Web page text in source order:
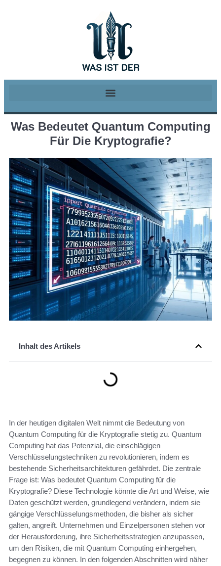
Was Bedeutet Quantum Computing
Für Die Kryptografie?
Inhalt des Artikels
In der heutigen digitalen Welt nimmt die Bedeutung von
Quantum Computing für die Kryptografie stetig zu. Quantum
Computing hat das Potenzial, die einschlägigen
Verschlüsselungstechniken zu revolutionieren, indem es
bestehende Sicherheitsarchitekturen gefährdet. Die zentrale
Frage ist: Was bedeutet Quantum Computing für die
Kryptografie? Diese Technologie könnte die Art und Weise, wie
Daten geschützt werden, grundlegend verändern, indem sie
gängige Verschlüsselungsmethoden, die bisher als sicher
galten, angreift. Unternehmen und Einzelpersonen stehen vor
der Herausforderung, ihre Sicherheitsstrategien anzupassen,
um den Risiken, die mit Quantum Computing einhergehen,
begegnen zu können. In den folgenden Abschnitten wird näher